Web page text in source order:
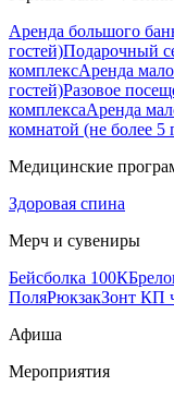
Аренда большого
гостей)Подарочный
комплексАренда
гостей)Разовое
комплексаАренда
комнатой (не более 5
Медицинские
Здоровая спина
Мерч и сувениры
Бейсболка 100К
ПоляРюкзакЗонт КП
Афиша
Мероприятия